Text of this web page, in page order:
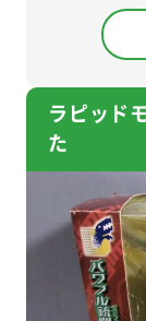
ラピッド
た